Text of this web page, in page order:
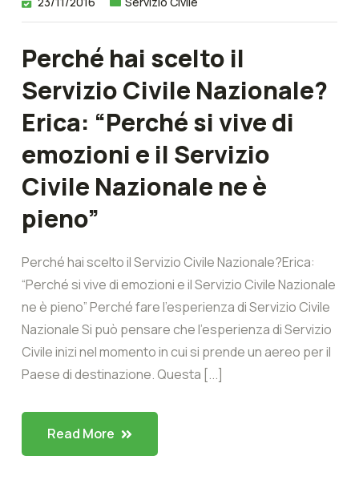
Perché hai scelto il
Servizio Civile Nazionale?
Erica: “Perché si vive di
emozioni e il Servizio
Civile Nazionale ne è
pieno”
Perché hai scelto il Servizio Civile Nazionale?Erica:
“Perché si vive di emozioni e il Servizio Civile Nazionale
ne è pieno” Perché fare l’esperienza di Servizio Civile
Nazionale Si può pensare che l’esperienza di Servizio
Civile inizi nel momento in cui si prende un aereo per il
Paese di destinazione. Questa [...]
Read More